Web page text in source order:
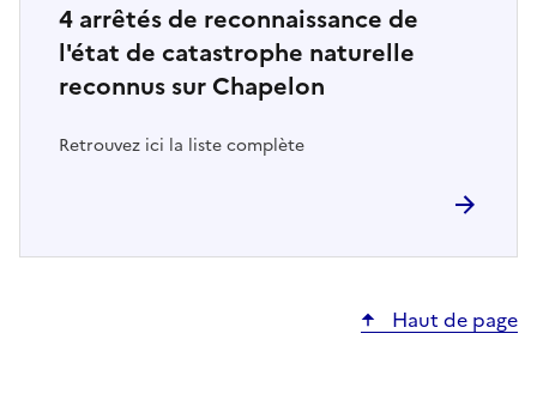
4 arrêtés de reconnaissance de
l'état de catastrophe naturelle
reconnus sur Chapelon
Retrouvez ici la liste complète
Haut de page